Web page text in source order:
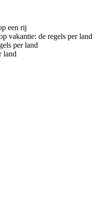
een rij
vakantie: de regels per land
per land
land